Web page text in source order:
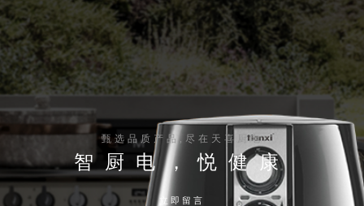
甄选品质产品,尽在天喜厨电
智厨电，悦健康
立即留言